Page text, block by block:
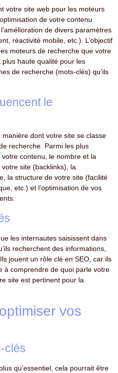
votre site web pour les moteurs
de votre contenu
de divers paramètres
réactivité mobile, etc.). L’objectif
moteurs de recherche que votre
haute qualité pour les
de recherche (mots-clés) qu’ils
le
dont votre site se classe
recherche. Parmi les plus
contenu, le nombre et la
site (backlinks), la
la structure de votre site (facilité
etc.) et l’optimisation de vos
les internautes saisissent dans
recherchent des informations,
jouent un rôle clé en SEO, car ils
à comprendre de quoi parle votre
site est pertinent pour la
vos
clés
qu’essentiel, cela pourrait être